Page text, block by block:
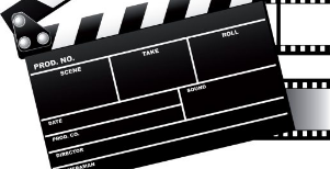
ETIKETLER GÜNCEL SERGI YAŞAM
SONRAKI HABER
Kaybolmaya yüz tutmuş mesleğini
çalışıyor
ÖNCEKI HABER
Postacı, Muhtara evrak teslim etmek